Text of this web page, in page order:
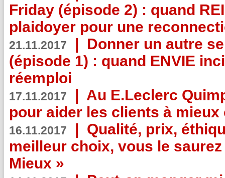
Friday (épisode 2) : quand
plaidoyer pour une
21.11.2017 | Donner un autre
(épisode 1) : quand ENVIE
réemploi
17.11.2017 | Au E.Leclerc
pour aider les clients à
16.11.2017 | Qualité, prix,
meilleur choix, vous le
Mieux »